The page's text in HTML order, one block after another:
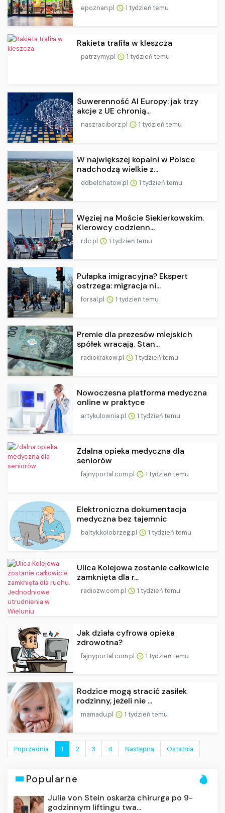
epoznan.pl 1 tydzień temu
Rakieta trafiła w kleszcza
patrzymy.pl 1 tydzień temu
Suwerenność AI Europy: jak trzy
akcje z UE chronią...
naszraciborz.pl 1 tydzień temu
W największej kopalni w Polsce
nadchodzą wielkie z...
ddbelchatow.pl 1 tydzień temu
Węziej na Moście Siekierkowskim.
Kierowcy codzienn...
rdc.pl 1 tydzień temu
Pułapka imigracyjna? Ekspert
ostrzega: migracja ni...
forsal.pl 1 tydzień temu
Premie dla prezesów miejskich
spółek wracają. Stan...
radiokrakow.pl 1 tydzień temu
Nowoczesna platforma medyczna
online w praktyce
artykulownia.pl 1 tydzień temu
Zdalna opieka medyczna dla
seniorów
fajnyportal.com.pl 1 tydzień temu
Elektroniczna dokumentacja
medyczna bez tajemnic
baltyk.kolobrzeg.pl 1 tydzień temu
Ulica Kolejowa zostanie całkowicie
zamknięta dla r...
radiozw.com.pl 1 tydzień temu
Jak działa cyfrowa opieka
zdrowotna?
fajnyportal.com.pl 1 tydzień temu
Rodzice mogą stracić zasiłek
rodzinny, jeżeli nie ...
mamadu.pl 1 tydzień temu
Poprzednia 1 2 3 4 Następna Ostatnia
Popularne
Julia von Stein oskarża chirurga po 9-
godzinnym liftingu twa...